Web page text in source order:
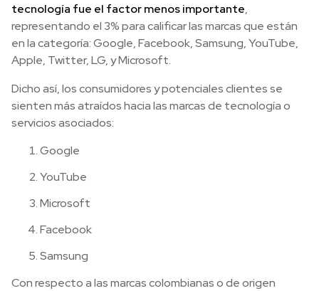
tecnología fue el factor menos importante,
representando el 3% para calificar las marcas que están
en la categoría: Google, Facebook, Samsung, YouTube,
Apple, Twitter, LG, y Microsoft.
Dicho así, los consumidores y potenciales clientes se
sienten más atraídos hacia las marcas de tecnología o
servicios asociados:
Google
YouTube
Microsoft
Facebook
Samsung
Con respecto a las marcas colombianas o de origen